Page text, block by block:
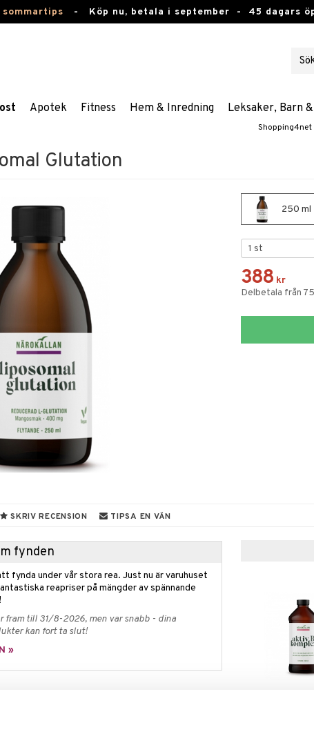
- Köp nu, betala i september - 45 dagars
Apotek Fitness Hem & Inredning Leksaker, Barn
Shopping4net
Glutation
250 ml
388 kr
Delbetala från
SKRIV RECENSION TIPSA EN VÄN
fynden
fynda under vår stora rea. Just nu är varuhuset
reapriser på mängder av spännande
fram till 31/8-2026, men var snabb - dina
kan fort ta slut!
»
beredning. Glutation kan vara svårt för kroppen att
är lämplig för att absorberas och tas upp av